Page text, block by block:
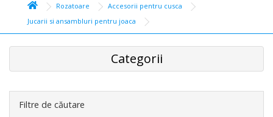
Rozatoare
Accesorii pentru cusca
Jucarii si ansambluri pentru joaca
Categorii
Filtre de căutare